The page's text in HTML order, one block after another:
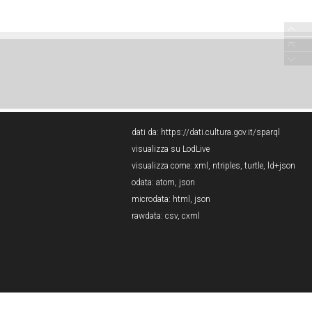
dati da: https://dati.cultura.gov.it/sparql
visualizza su LodLive
visualizza come: xml ntriples turtle
ld+json
odata: atom json
microdata: html
json
rawdata: csv, cxml